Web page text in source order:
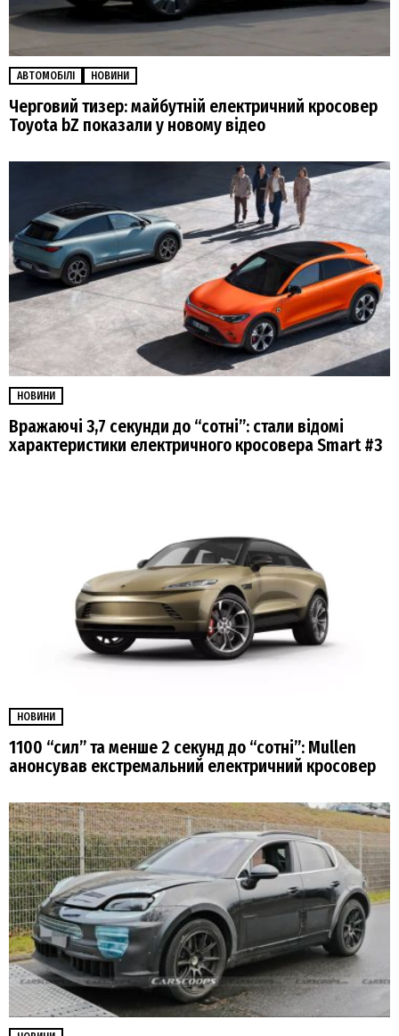
АВТОМОБІЛІ НОВИНИ
Черговий тизер: майбутній електричний кросовер
Toyota bZ показали у новому відео
НОВИНИ
Вражаючі 3,7 секунди до “сотні”: стали відомі
характеристики електричного кросовера Smart #3
НОВИНИ
1100 “сил” та менше 2 секунд до “сотні”: Mullen
анонсував екстремальний електричний кросовер